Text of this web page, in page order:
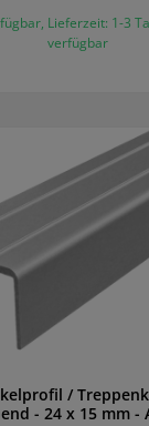
Lieferzeit: 1-3
verfügbar
/